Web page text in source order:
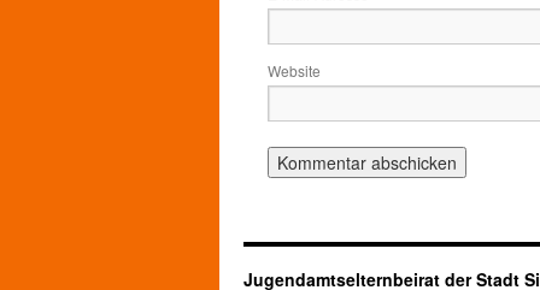
Website
Jugendamtselternbeirat der Stadt